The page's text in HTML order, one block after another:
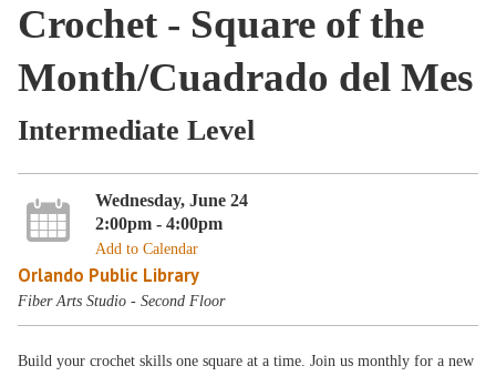
Crochet - Square of the
Month/Cuadrado del Mes
Intermediate Level
Wednesday, June 24
2:00pm - 4:00pm
Add to Calendar
Orlando Public Library
Fiber Arts Studio - Second Floor
Build your crochet skills one square at a time. Join us monthly for a new